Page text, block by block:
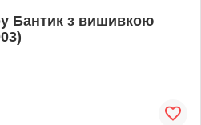
Бантик з вишивкою